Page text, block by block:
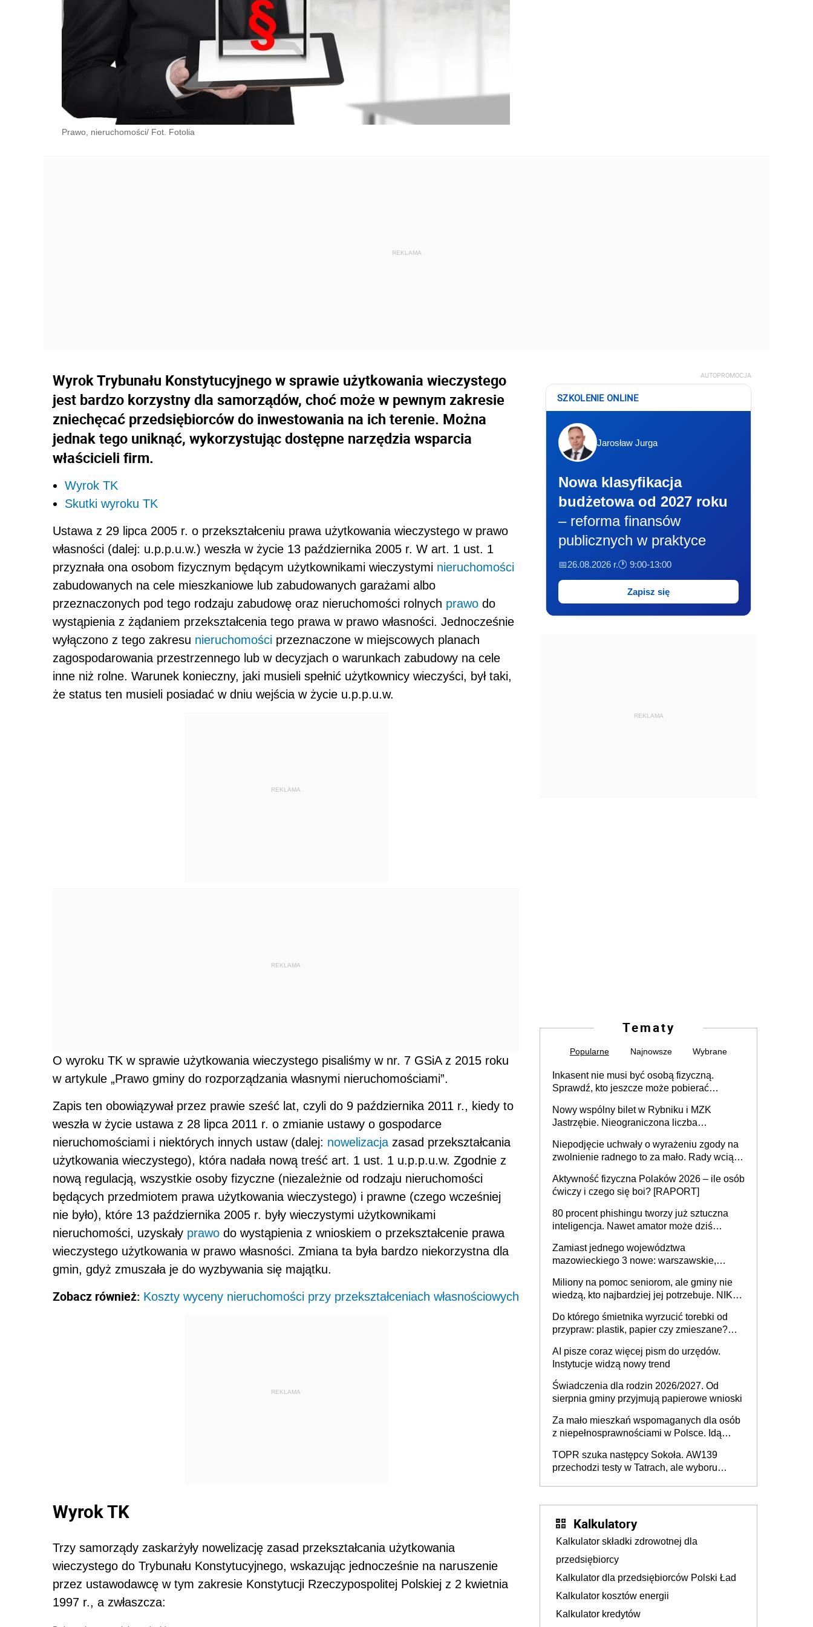
Prawo, nieruchomości/ Fot. Fotolia
Wyrok Trybunału Konstytucyjnego w sprawie użytkowania wieczystego
jest bardzo korzystny dla samorządów, choć może w pewnym zakresie
zniechęcać przedsiębiorców do inwestowania na ich terenie. Można
jednak tego uniknąć, wykorzystując dostępne narzędzia wsparcia
właścicieli firm.
Wyrok TK
Skutki wyroku TK
Ustawa z 29 lipca 2005 r. o przekształceniu prawa użytkowania wieczystego w prawo
własności (dalej: u.p.p.u.w.) weszła w życie 13 października 2005 r. W art. 1 ust. 1
przyznała ona osobom fizycznym będącym użytkownikami wieczystymi nieruchomości
zabudowanych na cele mieszkaniowe lub zabudowanych garażami albo
przeznaczonych pod tego rodzaju zabudowę oraz nieruchomości rolnych prawo do
wystąpienia z żądaniem przekształcenia tego prawa w prawo własności. Jednocześnie
wyłączono z tego zakresu nieruchomości przeznaczone w miejscowych planach
zagospodarowania przestrzennego lub w decyzjach o warunkach zabudowy na cele
inne niż rolne. Warunek konieczny, jaki musieli spełnić użytkownicy wieczyści, był taki,
że status ten musieli posiadać w dniu wejścia w życie u.p.p.u.w.
REKLAMA
REKLAMA
O wyroku TK w sprawie użytkowania wieczystego pisaliśmy w nr. 7 GSiA z 2015 roku
w artykule „Prawo gminy do rozporządzania własnymi nieruchomościami”.
Zapis ten obowiązywał przez prawie sześć lat, czyli do 9 października 2011 r., kiedy to
weszła w życie ustawa z 28 lipca 2011 r. o zmianie ustawy o gospodarce
nieruchomościami i niektórych innych ustaw (dalej: nowelizacjazasad przekształcania
użytkowania wieczystego), która nadała nową treść art. 1 ust. 1 u.p.p.u.w. Zgodnie z
nową regulacją, wszystkie osoby fizyczne (niezależnie od rodzaju nieruchomości
będących przedmiotem prawa użytkowania wieczystego) i prawne (czego wcześniej
nie było), które 13 października 2005 r. były wieczystymi użytkownikami
nieruchomości, uzyskały prawo do wystąpienia z wnioskiem o przekształcenie prawa
wieczystego użytkowania w prawo własności. Zmiana ta była bardzo niekorzystna dla
gmin, gdyż zmuszała je do wyzbywania się majątku.
Zobacz również: Koszty wyceny nieruchomości przy przekształceniach własnościowych
REKLAMA
Wyrok TK
Trzy samorządy zaskarżyły nowelizację zasad przekształcania użytkowania
wieczystego do Trybunału Konstytucyjnego, wskazując jednocześnie na naruszenie
przez ustawodawcę w tym zakresie Konstytucji Rzeczypospolitej Polskiej z 2 kwietnia
1997 r., a zwłaszcza:
AUTOPROMOCJA
SZKOLENIE ONLINE
Jarosław Jurga
Nowa klasyfikacja
budżetowa od 2027 roku
– reforma finansów
publicznych w praktyce
📅26.08.2026 r.🕐 9:00-13:00
Zapisz się
REKLAMA
Tematy
Popularne Najnowsze Wybrane
Inkasent nie musi być osobą fizyczną.
Sprawdź, kto jeszcze może pobierać
Nowy wspólny bilet w Rybniku i MZK
Jastrzębie. Nieograniczona liczba
Niepodjęcie uchwały o wyrażeniu zgody na
zwolnienie radnego to za mało. Rady wciąż
rozstrzygać sprawy
Aktywność fizyczna Polaków 2026 – ile osób
ćwiczy i czego się boi? [RAPORT]
80 procent phishingu tworzy już sztuczna
inteligencja. Nawet amator może dziś
Zamiast jednego województwa
mazowieckiego 3 nowe: warszawskie,
Europie nie ma tak dużych jednostek
stołecznych
Miliony na pomoc seniorom, ale gminy nie
wiedzą, kto najbardziej jej potrzebuje. NIK
Do którego śmietnika wyrzucić torebki od
przypraw: plastik, papier czy zmieszane?
AI pisze coraz więcej pism do urzędów.
Instytucje widzą nowy trend
Świadczenia dla rodzin 2026/2027. Od
sierpnia gminy przyjmują papierowe wnioski
Za mało mieszkań wspomaganych dla osób
z niepełnosprawnościami w Polsce. Idą
TOPR szuka następcy Sokoła. AW139
przechodzi testy w Tatrach, ale wyboru
Kalkulatory
Kalkulator składki zdrowotnej dla
przedsiębiorcy
Kalkulator dla przedsiębiorców Polski Ład
Kalkulator kosztów energii
Kalkulator kredytów